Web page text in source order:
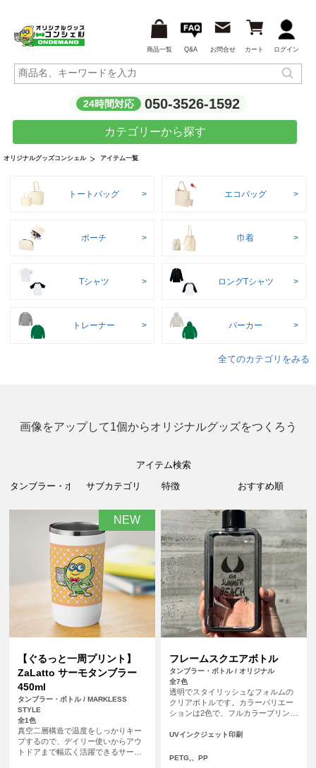
商品一覧 Q&A お問合せ カート ログイン
24時間対応 050-3526-1592
カテゴリーから探す
オリジナルグッズコンシェル アイテム一覧
トートバッグ エコバッグ
ポーチ 巾着
Tシャツ ロングTシャツ
トレーナー パーカー
全てのカテゴリをみる
画像をアップして1個からオリジナルグッズをつくろう
アイテム検索
NEW
【ぐるっと一周プリント】
ZaLatto サーモタンブラー
450ml
タンブラー・ボトル / MARKLESS
STYLE
全1色
真空二層構造で温度をしっかりキー
プするので、デイリー使いからアウ
トドアまで幅広く活躍できるサーモ
フレームスクエアボトル
タンブラー・ボトル / オリジナル
全7色
透明でスタイリッシュなフォルムの
クリアボトルです。カラーバリエー
ションは2色で、フルカラープリント
UVインクジェット印刷
PETG,、PP